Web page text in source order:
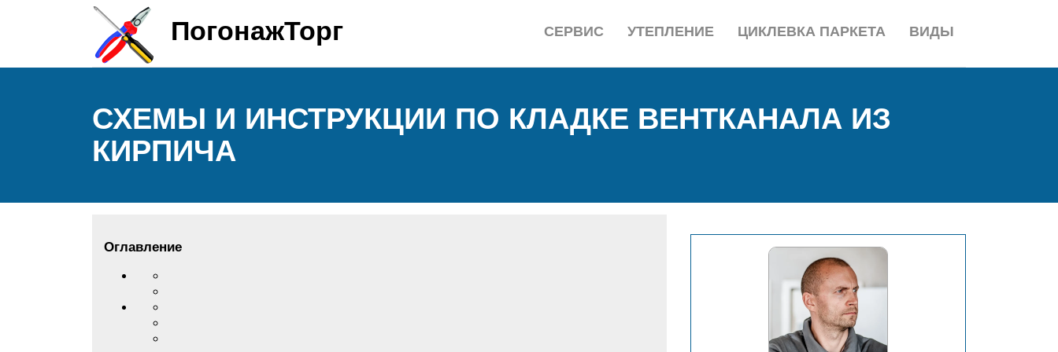
ПогонажТорг ВИДЫ
ЦИКЛЕВКА ПАРКЕТА
УТЕПЛЕНИЕ
СЕРВИС
СХЕМЫ И ИНСТРУКЦИИ ПО КЛАДКЕ ВЕНТКАНАЛА ИЗ
КИРПИЧА
Оглавление